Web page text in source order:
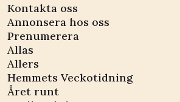
Kontakta oss
Annonsera hos oss
Prenumerera
Allas
Allers
Hemmets Veckotidning
Året runt